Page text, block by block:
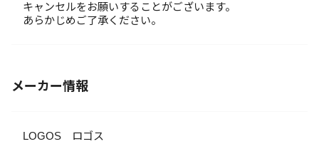
キャンセルをお願いすることがございます。
あらかじめご了承ください。
メーカー情報
LOGOS ロゴス